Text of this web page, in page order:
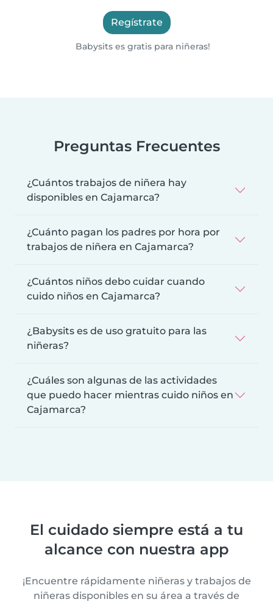
Regístrate
Babysits es gratis para niñeras!
Preguntas Frecuentes
¿Cuántos trabajos de niñera hay
disponibles en Cajamarca?
¿Cuánto pagan los padres por hora por
trabajos de niñera en Cajamarca?
¿Cuántos niños debo cuidar cuando
cuido niños en Cajamarca?
¿Babysits es de uso gratuito para las
niñeras?
¿Cuáles son algunas de las actividades
que puedo hacer mientras cuido niños en
Cajamarca?
El cuidado siempre está a tu
alcance con nuestra app
¡Encuentre rápidamente niñeras y trabajos de
niñeras disponibles en su área a través de